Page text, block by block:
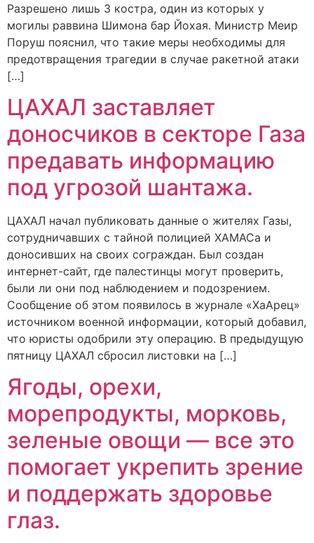
Разрешено лишь 3 костра, один из которых у
могилы раввина Шимона бар Йохая. Министр Меир
Поруш пояснил, что такие меры необходимы для
предотвращения трагедии в случае ракетной атаки
[…]
ЦАХАЛ заставляет
доносчиков в секторе Газа
предавать информацию
под угрозой шантажа.
ЦАХАЛ начал публиковать данные о жителях Газы,
сотрудничавших с тайной полицией ХАМАСа и
доносивших на своих сограждан. Был создан
интернет-сайт, где палестинцы могут проверить,
были ли они под наблюдением и подозрением.
Сообщение об этом появилось в журнале «ХаАрец»
источником военной информации, который добавил,
что юристы одобрили эту операцию. В предыдущую
пятницу ЦАХАЛ сбросил листовки на […]
Ягоды, орехи,
морепродукты, морковь,
зеленые овощи — все это
помогает укрепить зрение
и поддержать здоровье
глаз.